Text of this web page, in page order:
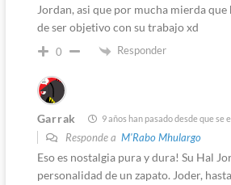
Jordan, asi que por mucha mierda que
de ser objetivo con su trabajo xd
0 Responder
Garrak 9 años han pasado desde que se
Responde a M'Rabo Mhulargo
Eso es nostalgia pura y dura! Su Hal
personalidad de un zapato. Joder,